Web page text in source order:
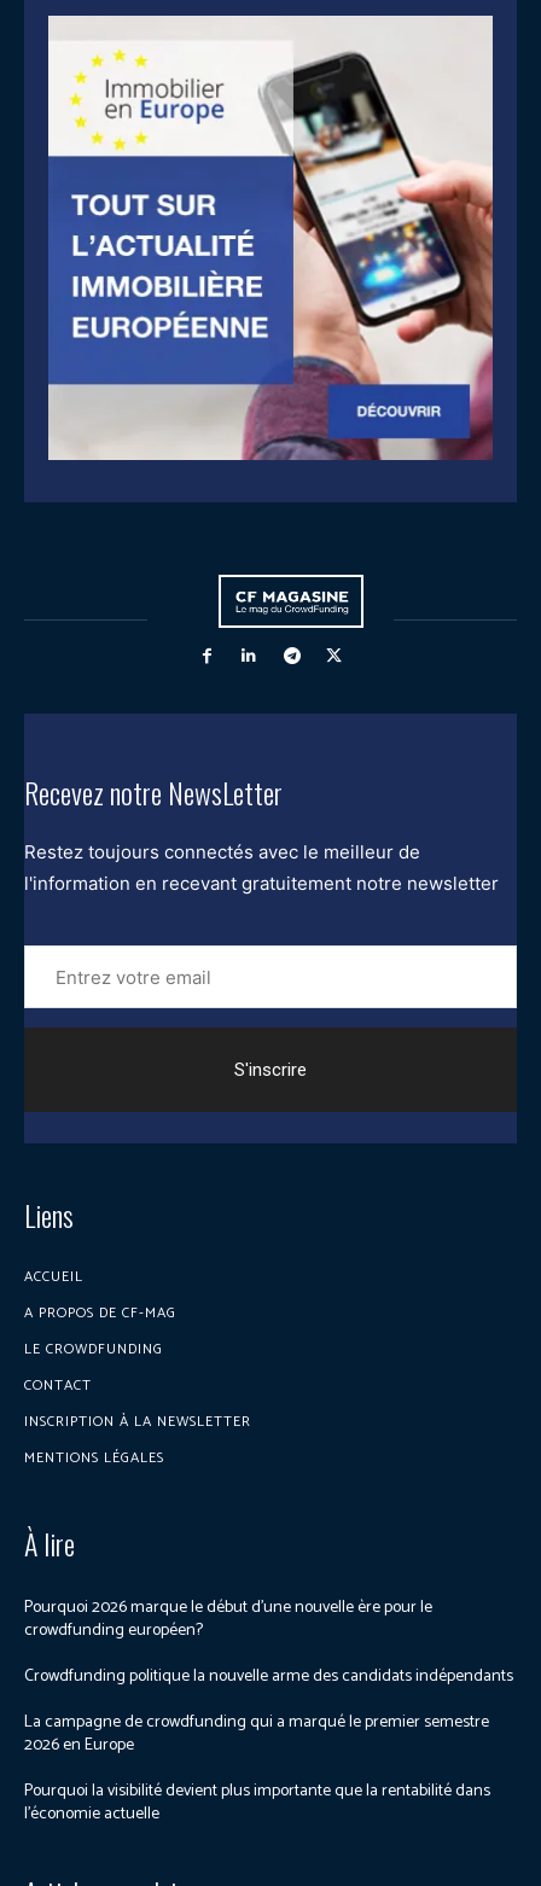
Recevez notre NewsLetter
Restez toujours connectés avec le meilleur de
l'information en recevant gratuitement notre newsletter
Entrez
votre
email
Liens
ACCUEIL
A PROPOS DE CF-MAG
LE CROWDFUNDING
CONTACT
INSCRIPTION À LA NEWSLETTER
MENTIONS LÉGALES
À lire
Pourquoi 2026 marque le début d’une nouvelle ère pour le
crowdfunding européen?
Crowdfunding politique la nouvelle arme des candidats indépendants
La campagne de crowdfunding qui a marqué le premier semestre
2026 en Europe
Pourquoi la visibilité devient plus importante que la rentabilité dans
l’économie actuelle